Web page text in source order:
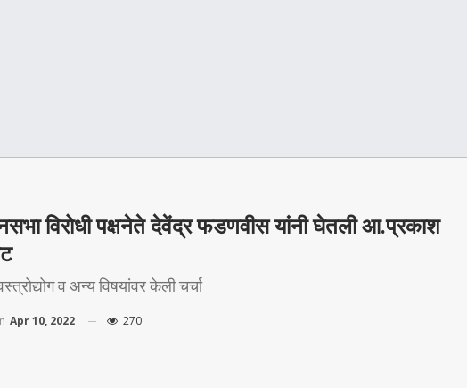
विरोधी पक्षनेते देवेंद्र फडणवीस यांनी घेतली आ.प्रकाश
व अन्य विषयांवर केली चर्चा
Apr 10, 2022 270